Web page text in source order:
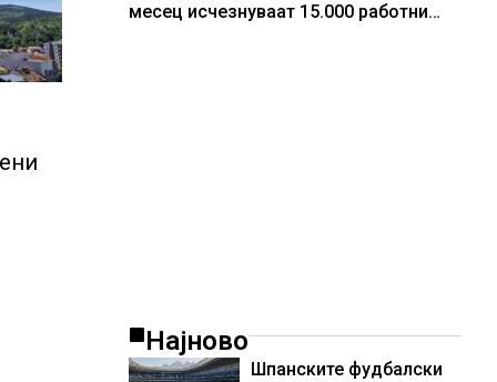
месец исчезнуваат 15.000 работни
Најново
Шпанските фудбалски